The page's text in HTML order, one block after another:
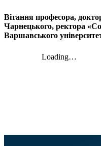
Вітання професора,
Чарнецького, ректора
Варшавського